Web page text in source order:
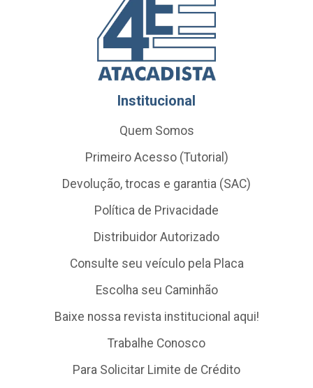
Institucional
Quem Somos
Primeiro Acesso (Tutorial)
Devolução, trocas e garantia (SAC)
Política de Privacidade
Distribuidor Autorizado
Consulte seu veículo pela Placa
Escolha seu Caminhão
Baixe nossa revista institucional aqui!
Trabalhe Conosco
Para Solicitar Limite de Crédito